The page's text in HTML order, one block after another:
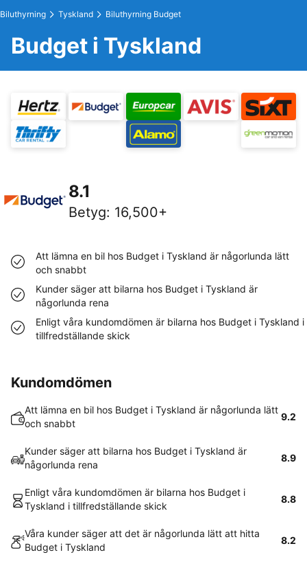
Biluthyrning Tyskland Biluthyrning Budget
Budget i Tyskland
8.1
Betyg: 16,500+
Att lämna en bil hos Budget i Tyskland är någorlunda lätt
och snabbt
Kunder säger att bilarna hos Budget i Tyskland är
någorlunda rena
Enligt våra kundomdömen är bilarna hos Budget i Tyskland i
tillfredställande skick
Kundomdömen
Att lämna en bil hos Budget i Tyskland är någorlunda lätt
och snabbt
9.2
Kunder säger att bilarna hos Budget i Tyskland är
någorlunda rena
8.9
Enligt våra kundomdömen är bilarna hos Budget i
Tyskland i tillfredställande skick
8.8
Våra kunder säger att det är någorlunda lätt att hitta
Budget i Tyskland
8.2